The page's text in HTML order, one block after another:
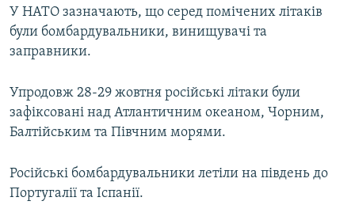
Усі сайти RFE/RL
У НАТО зазначають, що серед помічених літаків
були бомбардувальники, винищувачі та
заправники.
Упродовж 28-29 жовтня російські літаки були
зафіксовані над Атлантичним океаном, Чорним,
Балтійським та Півчним морями.
Російські бомбардувальники летіли на південь до
Португалії та Іспанії.